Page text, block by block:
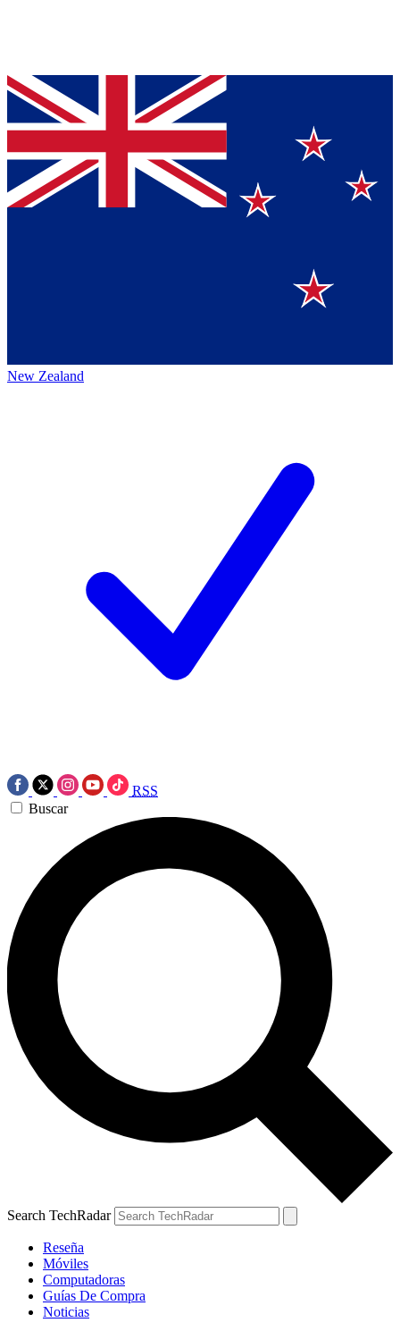
New Zealand
RSS
Buscar
Search TechRadar
Reseña
Móviles
Computadoras
Guías De Compra
Noticias